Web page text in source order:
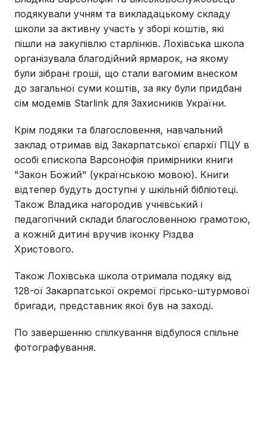
подякували учням та викладацькому складу
школи за активну участь у зборі коштів, які
пішли на закупівлю старлінків. Лохівська школа
організувала благодійний ярмарок, на якому
були зібрані гроші, що стали вагомим внеском
до загальної суми коштів, за яку були придбані
сім модемів Starlink для Захисників України.
Крім подяки та благословення, навчальний
заклад отримав від Закарпатської єпархії ПЦУ в
особі єпископа Варсонофія примірники книги
"Закон Божий" (українською мовою). Книги
відтепер будуть доступні у шкільній бібліотеці.
Також Владика нагородив учнівський і
педагогічний склади благословенною грамотою,
а кожній дитині вручив іконку Різдва
Христового.
Також Лохівська школа отримала подяку від
128-ої Закарпатської окремої гірсько-штурмової
бригади, представник якої був на заході.
По завершенню спілкування відбулося спільне
фотографування.